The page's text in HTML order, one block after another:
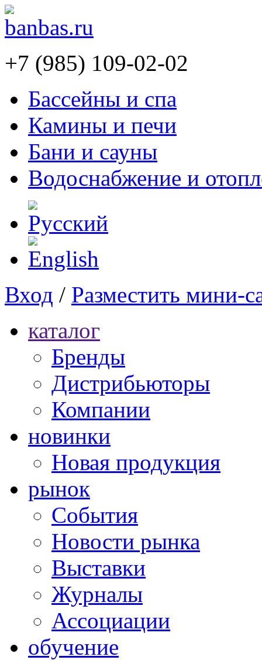
+7 (985) 109-02-02
Бассейны и спа
Камины и печи
Бани и сауны
Водоснабжение и
Вход / Разместить мини-
каталог
Бренды
Дистрибьюторы
Компании
новинки
Новая продукция
рынок
Cобытия
Новости рынка
Выставки
Журналы
Ассоциации
обучение